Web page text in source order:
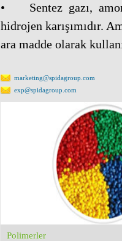
• Sentez gazı,
hidrojen karışımıdır.
ara madde olarak
marketing@spidagroup.com
exp@spidagroup.com
Polimerler